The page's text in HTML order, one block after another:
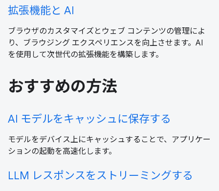
拡張機能と AI
ブラウザのカスタマイズとウェブ コンテンツの管理によ
り、ブラウジング エクスペリエンスを向上させます。AI
を使用して次世代の拡張機能を構築します。
おすすめの方法
AI モデルをキャッシュに保存する
モデルをデバイス上にキャッシュすることで、アプリケー
ションの起動を高速化します。
LLM レスポンスをストリーミングする